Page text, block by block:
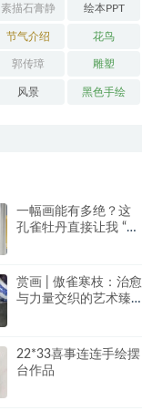
素描石膏静
物
绘本PPT
节气介绍 花鸟
郭传璋 雕塑
风景 黑色手绘
一幅画能有多绝？这
孔雀牡丹直接让我 “哇
赏画 | 傲雀寒枝：治愈
与力量交织的艺术臻
22*33喜事连连手绘摆
台作品